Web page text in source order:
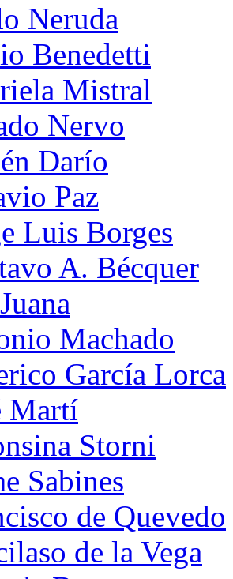
Neruda
Benedetti
Mistral
Nervo
Darío
Paz
Luis Borges
A. Bécquer
Machado
García Lorca
Martí
Storni
Sabines
de Quevedo
de la Vega